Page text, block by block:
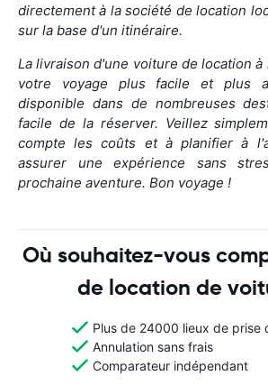
directement à la société de location
sur la base d'un itinéraire.
La livraison d'une voiture de location
votre voyage plus facile et plus
disponible dans de nombreuses
facile de la réserver. Veillez
compte les coûts et à planifier à
assurer une expérience sans
prochaine aventure. Bon voyage !
Où souhaitez-vous
de location de
Plus de 24000 lieux de prise
Annulation sans frais
Comparateur indépendant